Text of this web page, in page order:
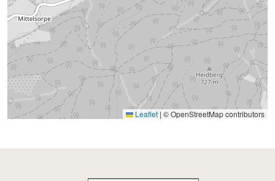
Leaflet | © OpenStreetMap contributors